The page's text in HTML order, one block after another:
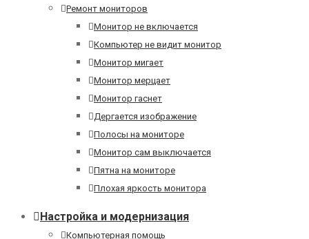
Ремонт мониторов
Монитор не включается
Компьютер не видит монитор
Монитор мигает
Монитор мерцает
Монитор гаснет
Дергается изображение
Полосы на мониторе
Монитор сам выключается
Пятна на мониторе
Плохая яркость монитора
Настройка и модернизация
Компьютерная помощь